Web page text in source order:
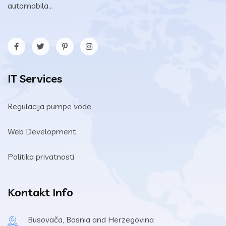
automobila...
IT Services
Regulacija pumpe vode
Web Development
Politika privatnosti
Kontakt Info
Busovača, Bosnia and Herzegovina